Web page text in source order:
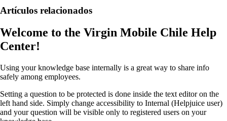
Artículos relacionados
Welcome to the Virgin Mobile Chile Help
Center!
Using your knowledge base internally is a great way to share info
safely among employees.
Setting a question to be protected is done inside the text editor on the
left hand side. Simply change accessibility to Internal (Helpjuice user)
and your question will be visible only to registered users on your